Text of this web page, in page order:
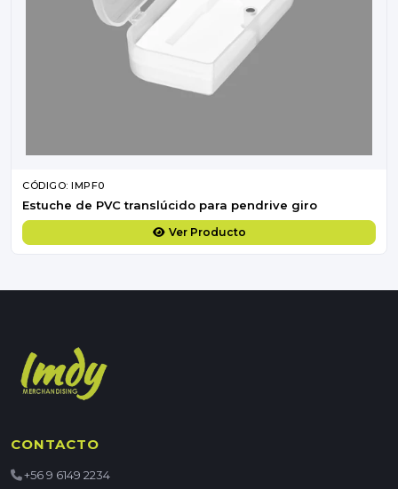
CÓDIGO: IMPF0
Estuche de PVC translúcido para pendrive giro
Ver Producto
CONTACTO
+56 9 6149 2234